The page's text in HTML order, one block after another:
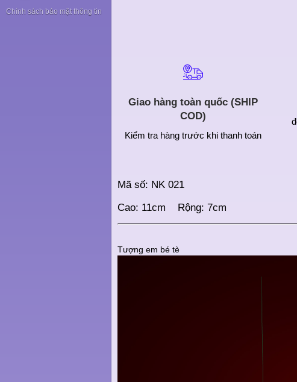
Giao hàng toàn quốc (SHIP
COD)
Kiểm tra hàng trước khi thanh toán
Mã số: NK 021
Cao: 11cm Rộng: 7cm
Tượng em bé tè
Chính sách bảo mật thông tin